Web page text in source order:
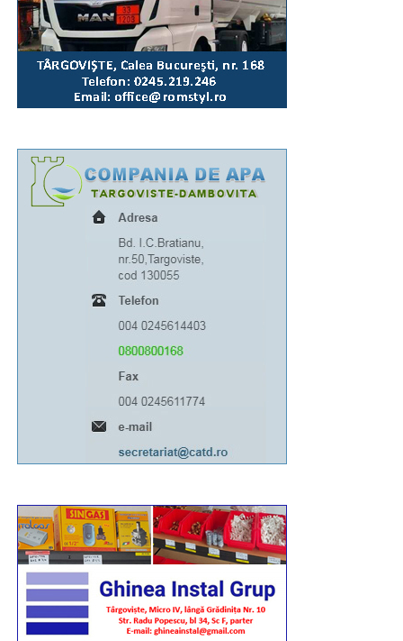
Mai multe video pe pagina de Facebook
Urmărește Incomod Media și pe Google News
RECLAMA